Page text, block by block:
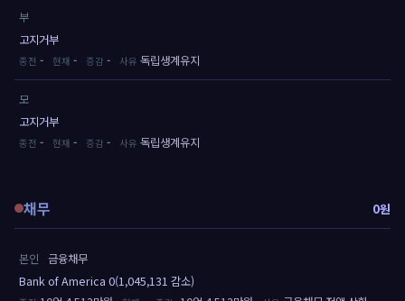
부
고지거부
-
- - 독립생계유지
모
고지거부
-
- - 독립생계유지
채무 0원
본인
금융채무
Bank of America 0(1,045,131 감소)